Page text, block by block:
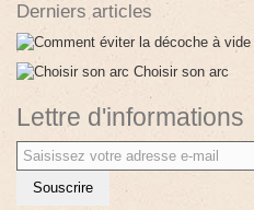
Derniers articles
Choisir son arc
Lettre d'informations
Souscrire